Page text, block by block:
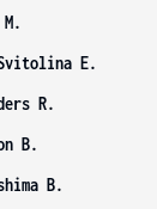
E.
R.
B.
B.